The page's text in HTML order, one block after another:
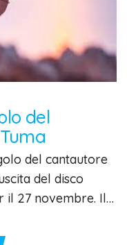
del
del cantautore
del disco
il 27 novembre. Il…